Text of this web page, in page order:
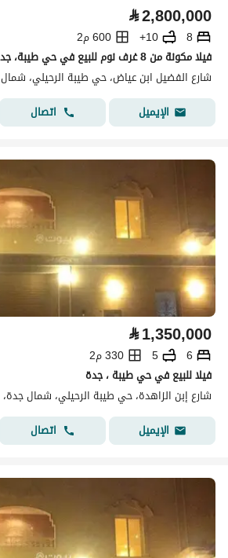
⃁2,800,000
8
10+
600 م2
فيلا مكونة من 8 غرف نوم للبيع في حي طيبة، جدة
شارع الفضيل ابن عياض، حي طيبة الرحيلي،
الإيميل
اتصال
⃁1,350,000
6
5
330 م2
فيلا للبيع في حي طيبة ، جدة
شارع إبن الزاهدة، حي طيبة الرحيلي، شمال
الإيميل
اتصال